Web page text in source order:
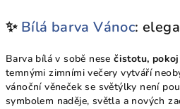
✨ Bílá barva Vánoc:
Barva bílá v sobě nesečistotu,
temnými zimními večery vytváří
vánoční věneček se světýlky není
symbolem naděje, světla a nových